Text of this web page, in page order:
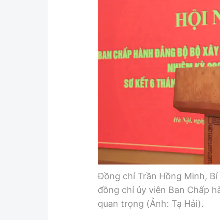
Lao động - Công đoàn
Showbiz
Âm nhạc
Đi ++
Du lịch
Khám phá
Ẩm thực
Đồng chí Trần Hồng Minh,
đồng chí ủy viên Ban Chấp
quan trọng (Ảnh: Tạ Hải).